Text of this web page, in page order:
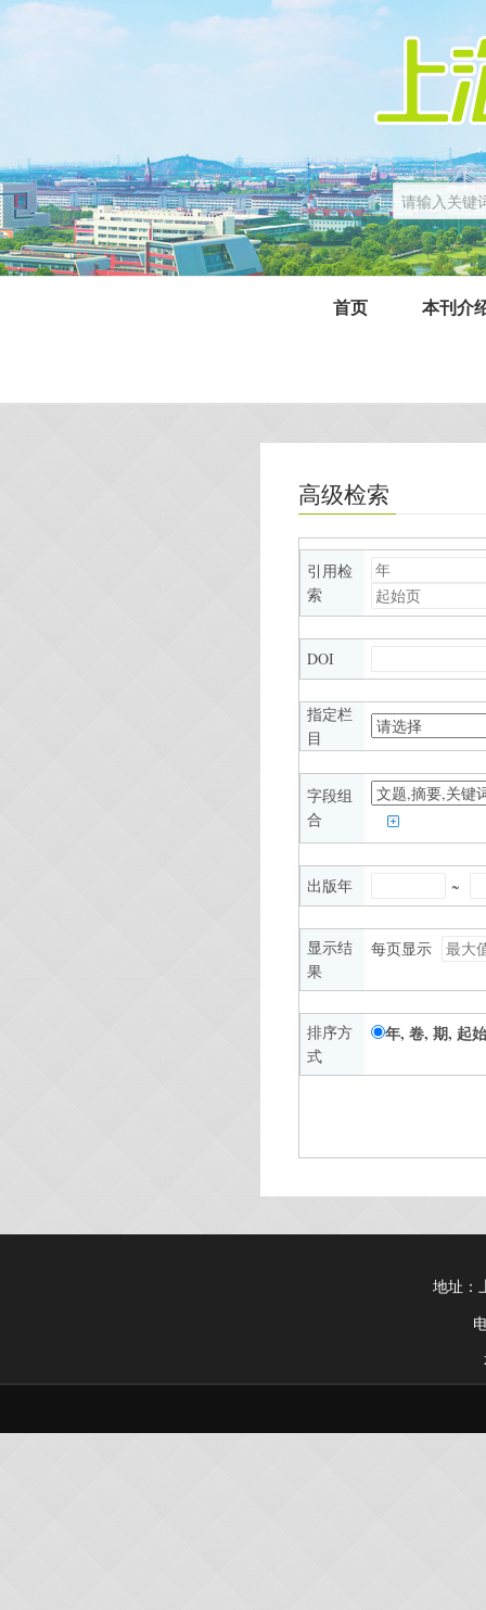
首页 本刊介
高级检索
引用检
索
DOI
指定栏
目
字段组
合
出版年 ~
显示结
果
每页显示
排序方
式
年, 卷, 期, 起
地址：